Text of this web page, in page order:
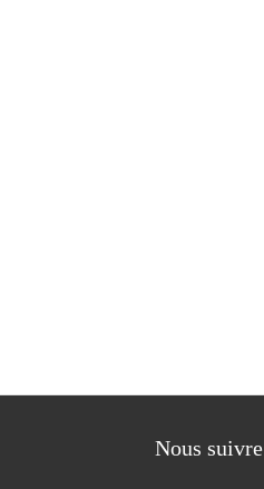
Nous suivre